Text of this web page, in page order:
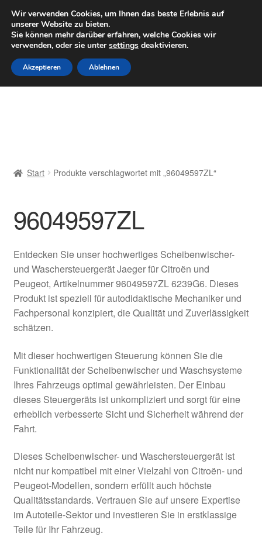
LIEFERUNG ab 6 EUR
Mo–Fr 9–16 Uhr · 0175 7465658
Zur
Navigation
springen
Zum
Inhalt
springen
Datenschutz-Bestimmungen
Impressum
Kasse
Kontakt
Mein Konto
Über uns
Weltweiter Versand
Zahlungen
Start Produkte verschlagwortet mit „96049597ZL“
96049597ZL
Entdecken Sie unser hochwertiges Scheibenwischer-
und Waschersteuergerät Jaeger für Citroën und
Peugeot, Artikelnummer 96049597ZL 6239G6. Dieses
Produkt ist speziell für autodidaktische Mechaniker und
Fachpersonal konzipiert, die Qualität und Zuverlässigkeit
schätzen.
Mit dieser hochwertigen Steuerung können Sie die
Funktionalität der Scheibenwischer und Waschsysteme
Ihres Fahrzeugs optimal gewährleisten. Der Einbau
dieses Steuergeräts ist unkompliziert und sorgt für eine
erheblich verbesserte Sicht und Sicherheit während der
Fahrt.
Dieses Scheibenwischer- und Waschersteuergerät ist
nicht nur kompatibel mit einer Vielzahl von Citroën- und
Peugeot-Modellen, sondern erfüllt auch höchste
Qualitätsstandards. Vertrauen Sie auf unsere Expertise
im Autoteile-Sektor und investieren Sie in erstklassige
Teile für Ihr Fahrzeug.
Wir verwenden Cookies, um Ihnen das beste Erlebnis auf
unserer Website zu bieten.
Sie können mehr darüber erfahren, welche Cookies wir
verwenden, oder sie untersettings deaktivieren.
Akzeptieren Ablehnen